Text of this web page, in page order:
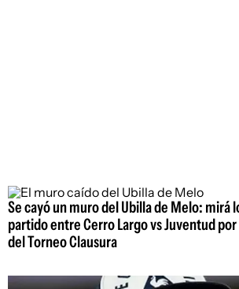
Se cayó un muro del Ubilla de Melo: mirá
partido entre Cerro Largo vs Juventud
del Torneo Clausura